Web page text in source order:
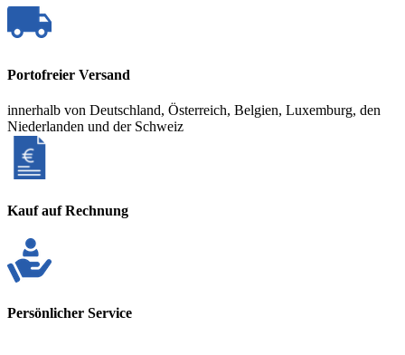
Portofreier Versand
innerhalb von Deutschland, Österreich, Belgien, Luxemburg, den
Niederlanden und der Schweiz
Kauf auf Rechnung
Persönlicher Service